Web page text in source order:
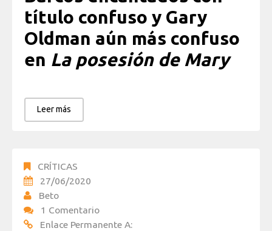
título confuso y Gary
Oldman aún más confuso
en La posesión de Mary
Leer más
CRÍTICAS
27/06/2020
Beto
1 Comentario
Enlace Permanente A: